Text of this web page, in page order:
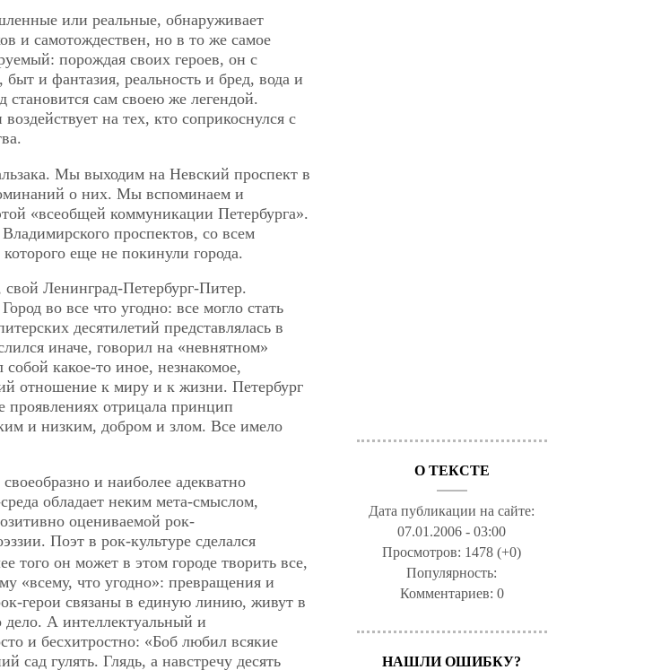
или реальные, обнаруживает
и самотождествен, но в то же самое
порождая своих героев, он с
и фантазия, реальность и бред, вода и
становится сам своею же легендой.
на тех, кто соприкоснулся с
Мы выходим на Невский проспект в
о них. Мы вспоминаем и
«всеобщей коммуникации Петербурга».
проспектов, со всем
еще не покинули города.
Ленинград-Петербург-Питер.
во все что угодно: все могло стать
десятилетий представлялась в
иначе, говорил на «невнятном»
какое-то иное, незнакомое,
отношение к миру и к жизни. Петербург
проявлениях отрицала принцип
и низким, добром и злом. Все имело
и наиболее адекватно
обладает неким мета-смыслом,
оцениваемой рок-
Поэт в рок-культуре сделался
того он может в этом городе творить все,
«всему, что угодно»: превращения и
герои связаны в единую линию, живут в
дело. А интеллектуальный и
и бесхитростно: «Боб любил всякие
гулять. Глядь, а навстречу десять
О ТЕКСТЕ
Дата публикации на сайте:
07.01.2006 - 03:00
Просмотров: 1478 (+0)
Популярность:
Комментариев: 0
НАШЛИ ОШИБКУ?